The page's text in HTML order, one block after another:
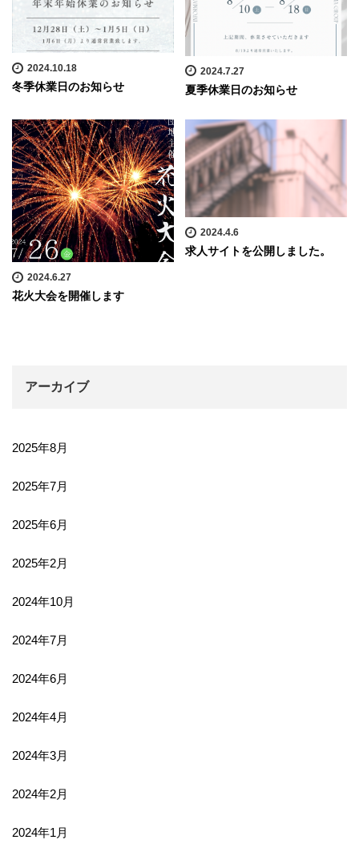
2024.10.18
冬季休業日のお知らせ
2024.7.27
夏季休業日のお知らせ
2024.6.27
花火大会を開催します
2024.4.6
求人サイトを公開しました。
アーカイブ
2025年8月
2025年7月
2025年6月
2025年2月
2024年10月
2024年7月
2024年6月
2024年4月
2024年3月
2024年2月
2024年1月